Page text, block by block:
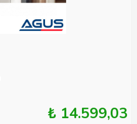
₺ 14.599,03